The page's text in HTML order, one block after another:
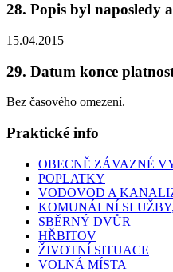
28. Popis byl naposledy
15.04.2015
29. Datum konce
Bez časového omezení.
Praktické info
OBECNĚ ZÁVAZNÉ
POPLATKY
VODOVOD A
KOMUNÁLNÍ
SBĚRNÝ DVŮR
HŘBITOV
ŽIVOTNÍ SITUACE
VOLNÁ MÍSTA